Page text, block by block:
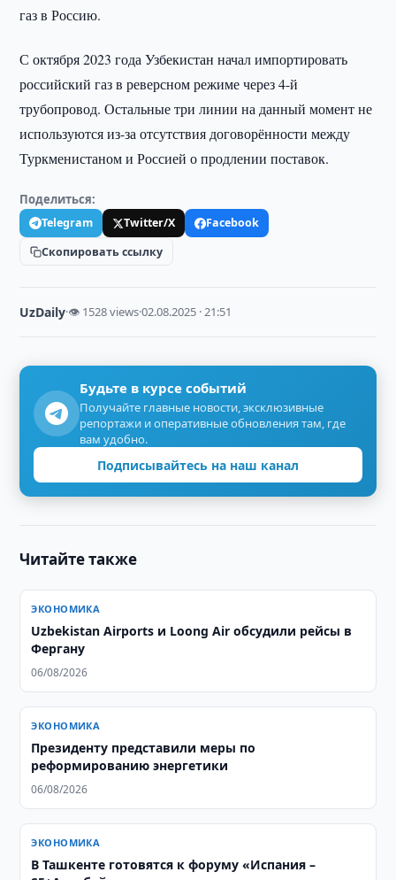
газ в Россию.
С октября 2023 года Узбекистан начал импортировать
российский газ в реверсном режиме через 4-й
трубопровод. Остальные три линии на данный момент не
используются из-за отсутствия договорённости между
Туркменистаном и Россией о продлении поставок.
Поделиться:
Telegram Twitter/X
Facebook
Скопировать ссылку
UzDaily·👁 1528 views·02.08.2025 · 21:51
Будьте в курсе событий
Получайте главные новости, эксклюзивные
репортажи и оперативные обновления там, где
вам удобно.
Подписывайтесь на наш канал
Читайте также
ЭКОНОМИКА
Uzbekistan Airports и Loong Air обсудили рейсы в
Фергану
06/08/2026
ЭКОНОМИКА
Президенту представили меры по
реформированию энергетики
06/08/2026
ЭКОНОМИКА
В Ташкенте готовятся к форуму «Испания –